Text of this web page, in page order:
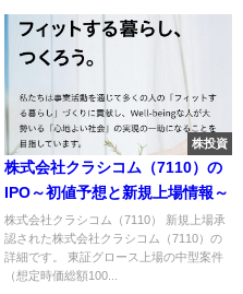
株投資
株式会社クラシコム（7110）の
IPO～初値予想と新規上場情報～
株式会社クラシコム（7110） 新規上場承
認された株式会社クラシコム（7110）の
詳細です。 東証グロース上場の中型案件
（想定時価総額100...